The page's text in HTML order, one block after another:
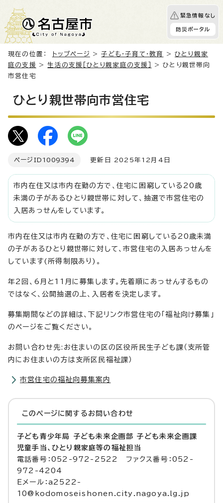
緊急情報なし
防災ポータル
現在の位置： トップページ >子ども・子育て・教育 >ひとり親家
庭の支援
>生活の支援［ひとり親家庭の支援］
> ひとり親世帯向
市営住宅
ひとり親世帯向市営住宅
ページID 1009394 更新日 2025年12月4日
市内在住又は市内在勤の方で、住宅に困窮している20歳
未満の子があるひとり親世帯に対して、抽選で市営住宅の
入居あっせんをしています。
市内在住又は市内在勤の方で、住宅に困窮している20歳未満
の子があるひとり親世帯に対して、市営住宅の入居あっせんを
しています(所得制限あり)。
年2回、6月と11月に募集します。先着順にあっせんするもの
ではなく、公開抽選の上、入居者を決定します。
募集期間などの詳細は、下記リンク市営住宅の「福祉向け募集」
のページをご覧ください。
お問い合わせ先:お住まいの区の区役所民生子ども課（支所管
内にお住まいの方は支所区民福祉課）
市営住宅の福祉向募集案内
このページに関する お問い合わせ
子ども青少年局 子ども未来企画部 子ども未来企画課
児童手当、ひとり親家庭等の福祉担当
電話番号：052-972-2522 ファクス番号：052-
972-4204
Eメール：a2522-
10@kodomoseishonen.city.nagoya.lg.jp